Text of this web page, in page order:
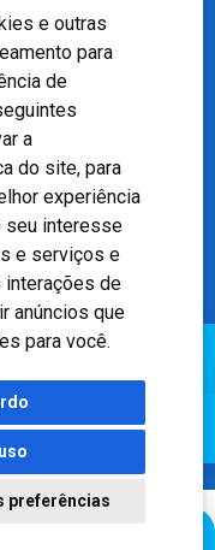
e outras
para
de
a
do site, para
experiência
seu interesse
e serviços e
interações de
anúncios que
para você.
preferências
Teresópolis, Porto Alegre -
Porto Alegre – RS,
- CREMERS 11217
Empresa (CRM-RS): 425